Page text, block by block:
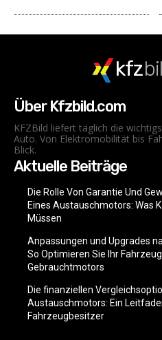
kfz
Über Kfzbild.com
KFZBild liefert täglich die
Auto. Von Elektromobilität bis
Blick.
Aktuelle Beiträge
Die Rolle Von Garantie Und
Eines Austauschmotors: Was
Müssen
Anpassungen und Upgrades
So Optimieren Sie Ihr
Gebrauchtmotors
Die finanziellen
Austauschmotors: Ein
Fahrzeugbesitzer